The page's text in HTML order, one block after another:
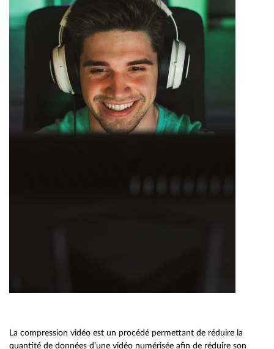
La compression vidéo est un procédé permettant de réduire la
quantité de données d'une vidéo numérisée afin de réduire son